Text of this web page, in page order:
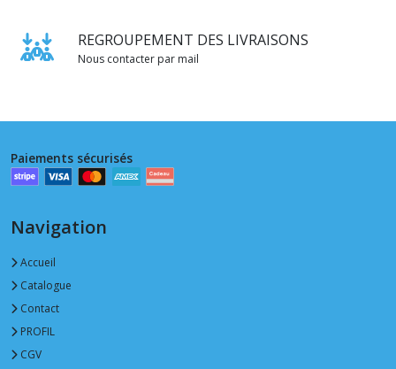
REGROUPEMENT DES LIVRAISONS
Nous contacter par mail
Paiements sécurisés
Navigation
Accueil
Catalogue
Contact
PROFIL
CGV